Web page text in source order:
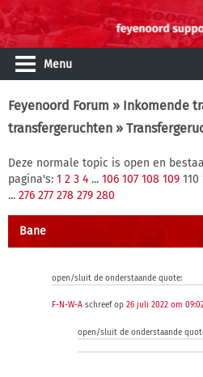
Menu
Feyenoord Forum » Inkomende
transfergeruchten »
Deze normale topic is open en
pagina's: 1 2 3 4 ... 106 107 108 109 110
... 276 277 278 279 280
Bane
open/sluit de onderstaande quote:
F-N-W-A schreef op 26 juli 2022 om
open/sluit de onderstaande